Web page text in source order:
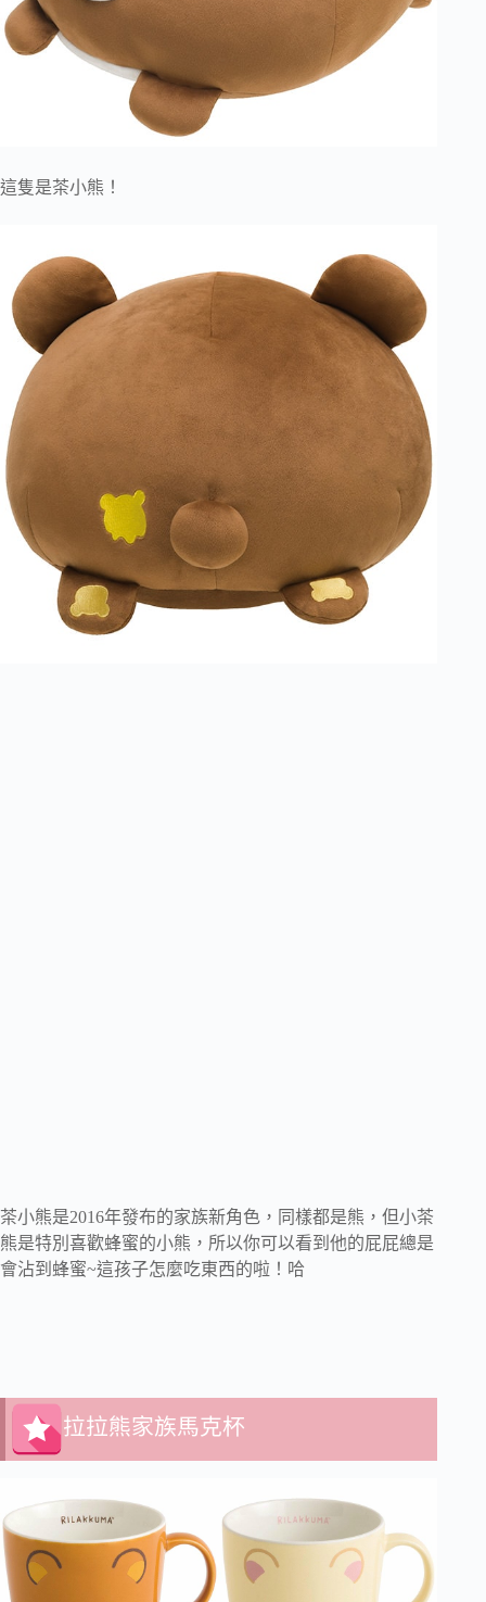
這隻是茶小熊！
茶小熊是2016年發布的家族新角色，同樣都是熊，但小茶
熊是特別喜歡蜂蜜的小熊，所以你可以看到他的屁屁總是
會沾到蜂蜜~這孩子怎麼吃東西的啦！哈
拉拉熊家族馬克杯